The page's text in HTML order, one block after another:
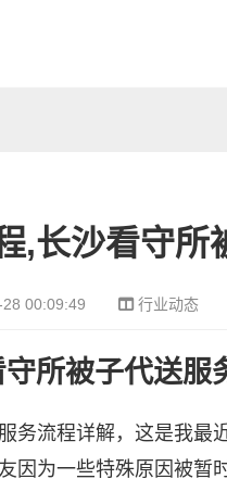
,长沙看守所
00:09:49 行业动态
所被子代送服
务流程详解，这是我最
因为一些特殊原因被暂